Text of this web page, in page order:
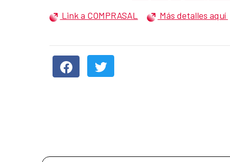
Link a COMPRASAL
Más detalles aquí